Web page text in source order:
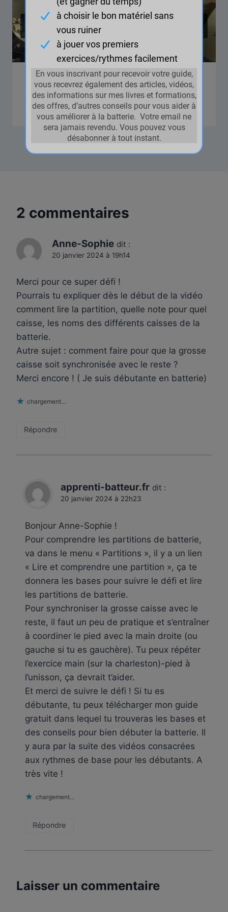
Californication (Red Hot Chili
Peppers)- Tuto batterie Complet
2 commentaires
Anne-Sophie dit :
20 janvier 2024 à 19h14
Merci pour ce super défi !
Pourrais tu expliquer dès le début de la vidéo
comment lire la partition, quelle note pour quel
caisse, les noms des différents caisses de la
batterie.
Autre sujet : comment faire pour que la grosse
caisse soit synchronisée avec le reste ?
Merci encore ! ( Je suis débutante en batterie)
chargement…
Répondre
apprenti-batteur.fr dit :
20 janvier 2024 à 22h23
Bonjour Anne-Sophie !
Pour comprendre les partitions de batterie,
va dans le menu « Partitions », il y a un lien
« Lire et comprendre une partition », ça te
donnera les bases pour suivre le défi et lire
les partitions de batterie.
Pour synchroniser la grosse caisse avec le
reste, il faut un peu de pratique et s’entraîner
à coordiner le pied avec la main droite (ou
gauche si tu es gauchère). Tu peux répéter
l’exercice main (sur la charleston)-pied à
l’unisson, ça devrait t’aider.
Et merci de suivre le défi ! Si tu es
débutante, tu peux télécharger mon guide
gratuit dans lequel tu trouveras les bases et
des conseils pour bien débuter la batterie. Il
y aura par la suite des vidéos consacrées
aux rythmes de base pour les débutants. A
très vite !
chargement…
Répondre
Laisser un commentaire